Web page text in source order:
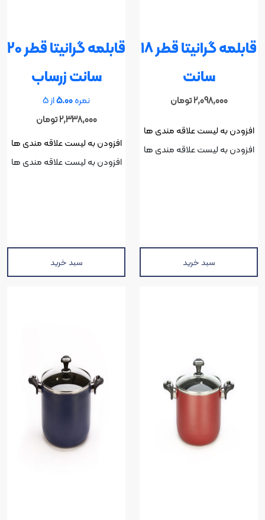
قابلمه گرانیتا قطر 18
سانت
2,098,000تومان
سبد خرید
افزودن به لیست علاقه مندی ها
افزودن به لیست علاقه مندی ها
قابلمه گرانیتا قطر 20
سانت زرساب
نمره5.00از 5
2,338,000تومان
سبد خرید
افزودن به لیست علاقه مندی ها
افزودن به لیست علاقه مندی ها